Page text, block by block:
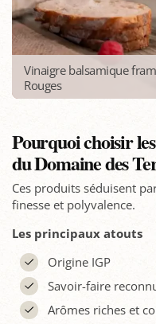
Vinaigre balsamique
Rouges
Pourquoi choisir
du Domaine des
Ces produits séduisent
finesse et polyvalence.
Les principaux atouts
Origine IGP
Savoir-faire
Arômes riches et